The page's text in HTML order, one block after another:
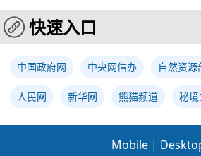
快速入口
中国政府网 中央网信办 自然资源
人民网 新华网 熊猫频道 秘境
Mobile |